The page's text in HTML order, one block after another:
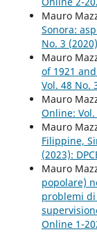
Mauro
Sonora:
No. 3
Mauro
of 1921
Vol. 48 No.
Mauro
Online: Vol.
Mauro
Filippine,
(2023):
Mauro
popolare)
problemi
Online 1-